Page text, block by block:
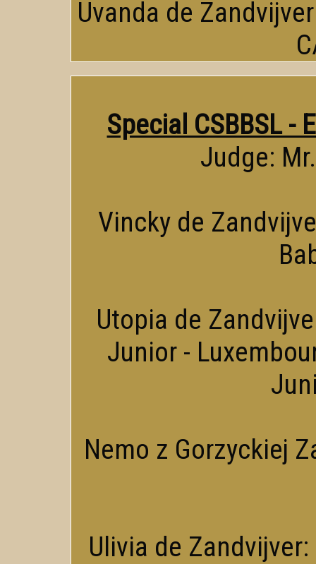
Uvanda de
Special CSBBSL -
Judge:
Vincky de
Utopia de
Junior -
Nemo z Gorzyckiej
Ulivia de